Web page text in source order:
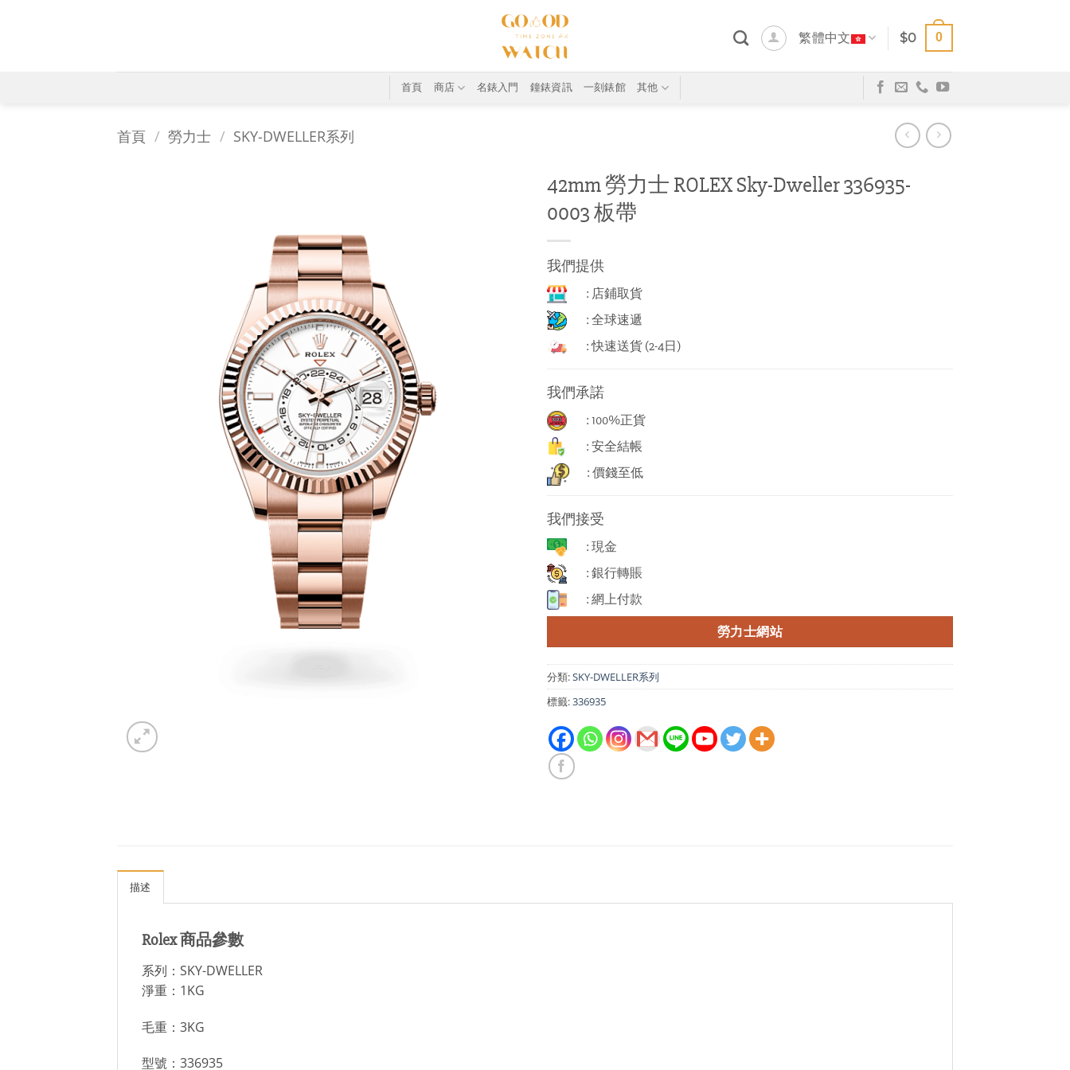
繁體中文 $0 0
首頁 商店 名錶入門 鐘錶資訊 一刻錶館 其他
首頁 / 勞力士 / SKY-DWELLER系列
42mm 勞力士 ROLEX Sky-Dweller 336935-
0003 板帶
我們提供
: 店鋪取貨
: 全球速遞
: 快速送貨 (2-4日)
我們承諾
: 100%正貨
: 安全結帳
: 價錢至低
我們接受
: 現金
: 銀行轉賬
: 網上付款
勞力士網站
分類:SKY-DWELLER系列
標籤:336935
描述
Rolex 商品參數
系列：SKY-DWELLER
淨重：1KG
毛重：3KG
型號：336935